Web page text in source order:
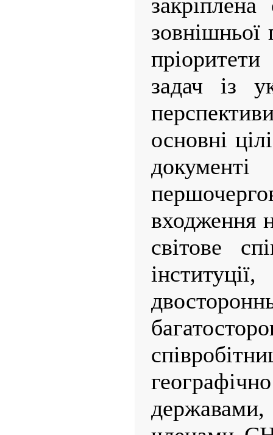
закріплена
зовнішньої
задач із
основні
входження
світове